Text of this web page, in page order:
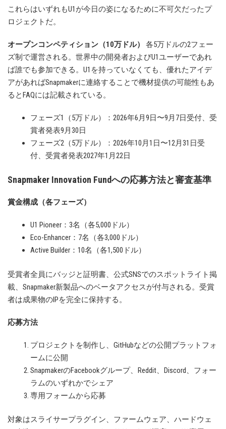
これらはいずれもU1が今日の姿になるために不可欠だったプ
ロジェクトだ。
オープンコンペティション（10万ドル）
各5万ドルの2フェー
ズ制で運営される。世界中の開発者およびU1ユーザーであれ
ば誰でも参加できる。U1を持っていなくても、優れたアイデ
アがあればSnapmakerに連絡することで機材提供の可能性もあ
るとFAQには記載されている。
フェーズ1（5万ドル）：2026年6月9日〜9月7日受付、受
賞者発表9月30日
フェーズ2（5万ドル）：2026年10月1日〜12月31日受
付、受賞者発表2027年1月22日
Snapmaker Innovation Fundへの応募方法と審査基準
賞金構成（各フェーズ）
U1 Pioneer：3名（各5,000ドル）
Eco-Enhancer：7名（各3,000ドル）
Active Builder：10名（各1,500ドル）
受賞者全員にバッジと証明書、公式SNSでのスポットライト掲
載、Snapmaker新製品へのベータアクセスが付与される。受賞
者は成果物のIPを完全に保持する。
応募方法
プロジェクトを制作し、GitHubなどの公開プラットフォ
ームに公開
SnapmakerのFacebookグループ、Reddit、Discord、フォー
ラムのいずれかでシェア
専用フォームから応募
対象はスライサープラグイン、ファームウェア、ハードウェ